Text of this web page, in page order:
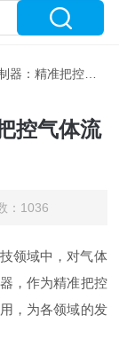
控气体流量的智慧使者
控气体流
：1036
领域中，对气体
，作为精准把控
，为各领域的发